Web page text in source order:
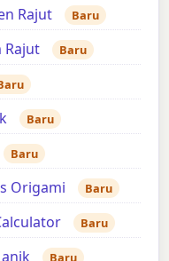
Rajut
Baru
Rajut Baru
Baru
Baru
Origami Baru
Baru
Baru